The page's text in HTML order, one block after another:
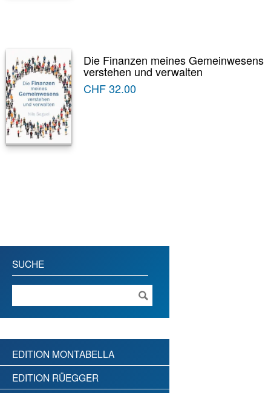
Die Finanzen meines Gemeinwesens
verstehen und verwalten
CHF32.00
SUCHE
EDITION MONTABELLA
EDITION RÜEGGER